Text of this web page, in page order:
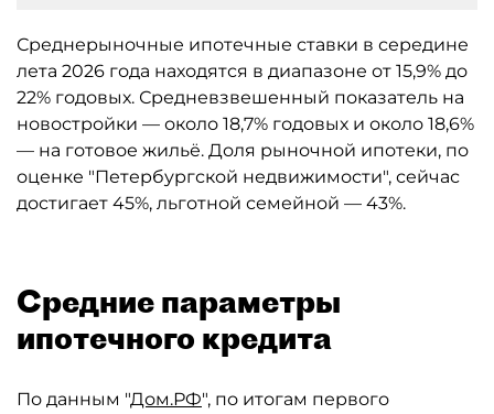
Среднерыночные ипотечные ставки в середине
лета 2026 года находятся в диапазоне от 15,9% до
22% годовых. Средневзвешенный показатель на
новостройки — около 18,7% годовых и около 18,6%
— на готовое жильё. Доля рыночной ипотеки, по
оценке "Петербургской недвижимости", сейчас
достигает 45%, льготной семейной — 43%.
Средние параметры
ипотечного кредита
По данным "Дом.РФ", по итогам первого